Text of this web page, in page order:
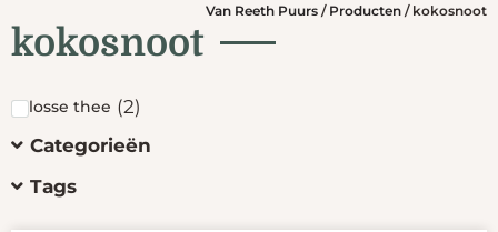
Van Reeth Puurs / Producten / kokosnoot
kokosnoot
losse thee (2)
Categorieën
Tags